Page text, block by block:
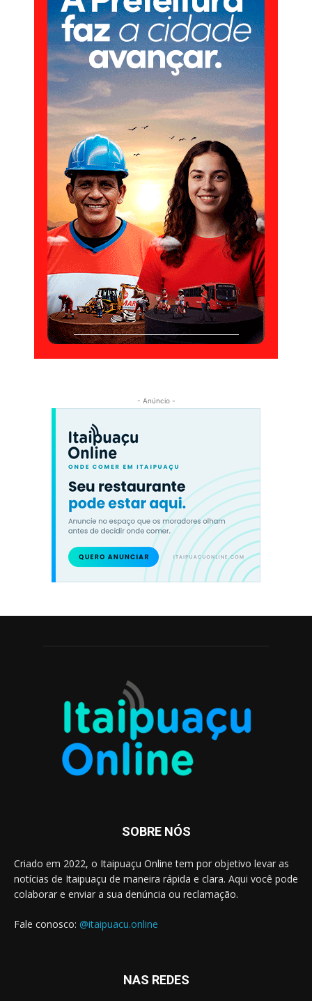
SOBRE NÓS
Criado em 2022, o Itaipuaçu Online tem por objetivo levar as
notícias de Itaipuaçu de maneira rápida e clara. Aqui você pode
colaborar e enviar a sua denúncia ou reclamação.
Fale conosco: @itaipuacu.online
NAS REDES